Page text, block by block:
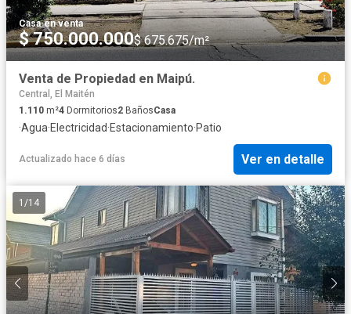
Casa·en venta
$ 750.000.000$ 675.675/m²
Venta de Propiedad en Maipú.
Central, El Maitén
1.110 m²4 Dormitorios2 BañosCasa
·Agua·Electricidad·Estacionamiento·Patio
Actualizado hace 6 días Ver en detalle
1 /14